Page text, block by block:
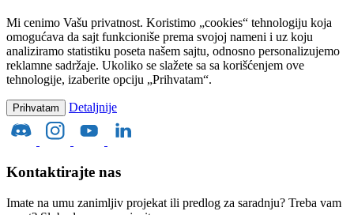
Mi cenimo Vašu privatnost. Koristimo „cookies“ tehnologiju koja
omogućava da sajt funkcioniše prema svojoj nameni i uz koju
analiziramo statistiku poseta našem sajtu, odnosno personalizujemo
reklamne sadržaje. Ukoliko se slažete sa sa korišćenjem ove
tehnologije, izaberite opciju „Prihvatam“.
Prihvatam Detaljnije
Kontaktirajte nas
Imate na umu zanimljiv projekat ili predlog za saradnju? Treba vam